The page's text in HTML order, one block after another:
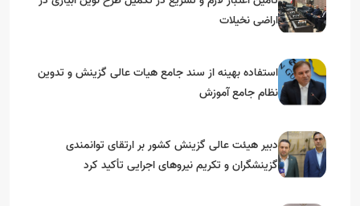
اراضی نخیلات
استفاده بهینه از سند جامع هیات عالی گزینش و‌ تدوین
نظام جامع آموزش
دبیر هیئت عالی گزینش کشور بر ارتقای توانمندی
گزینشگران و تکریم نیروهای اجرایی تأکید کرد